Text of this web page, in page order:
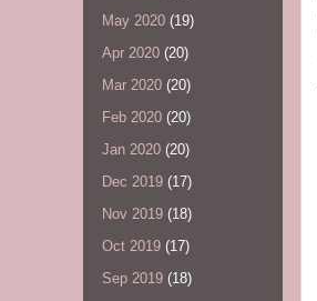
May 2020 (19)
Apr 2020 (20)
Mar 2020 (20)
Feb 2020 (20)
Jan 2020 (20)
Dec 2019 (17)
Nov 2019 (18)
Oct 2019 (17)
Sep 2019 (18)